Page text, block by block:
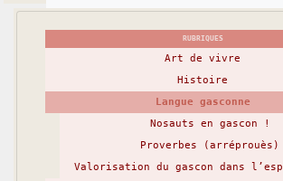
RUBRIQUES
Art de vivre
Histoire
Langue gasconne
Nosauts en gascon !
Proverbes (arréprouès)
Valorisation du gascon dans